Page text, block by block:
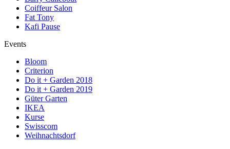
Coiffeur Salon
Fat Tony
Kafi Pause
Events
Bloom
Criterion
Do it + Garden 2018
Do it + Garden 2019
Güter Garten
IKEA
Kurse
Swisscom
Weihnachtsdorf